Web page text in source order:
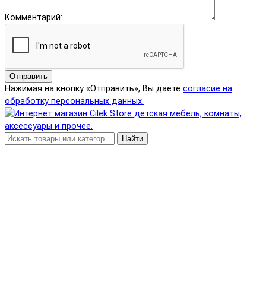
Комментарий:
Отправить
Нажимая на кнопку «Отправить», Вы даете согласие на
обработку персональных данных.
Найти